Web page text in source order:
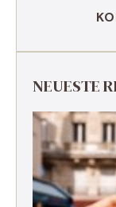
NEUESTE